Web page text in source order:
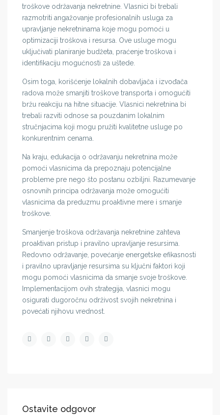
troškove održavanja nekretnine. Vlasnici bi trebali
razmotriti angažovanje profesionalnih usluga za
upravljanje nekretninama koje mogu pomoći u
optimizaciji troškova i resursa. Ove usluge mogu
uključivati planiranje budžeta, praćenje troškova i
identifikaciju mogućnosti za uštede.
Osim toga, korišćenje lokalnih dobavljača i izvođača
radova može smanjiti troškove transporta i omogućiti
bržu reakciju na hitne situacije. Vlasnici nekretnina bi
trebali razviti odnose sa pouzdanim lokalnim
stručnjacima koji mogu pružiti kvalitetne usluge po
konkurentnim cenama.
Na kraju, edukacija o održavanju nekretnina može
pomoći vlasnicima da prepoznaju potencijalne
probleme pre nego što postanu ozbiljni. Razumevanje
osnovnih principa održavanja može omogućiti
vlasnicima da preduzmu proaktivne mere i smanje
troškove.
Smanjenje troškova održavanja nekretnine zahteva
proaktivan pristup i pravilno upravljanje resursima.
Redovno održavanje, povećanje energetske efikasnosti
i pravilno upravljanje resursima su ključni faktori koji
mogu pomoći vlasnicima da smanje svoje troškove.
Implementacijom ovih strategija, vlasnici mogu
osigurati dugoročnu održivost svojih nekretnina i
povećati njihovu vrednost.
Ostavite odgovor